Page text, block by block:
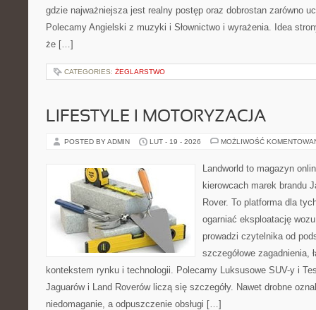
gdzie najważniejsza jest realny postęp oraz dobrostan zarówno
Polecamy Angielski z muzyki i Słownictwo i wyrażenia. Idea
że […]
CATEGORIES: ŻEGLARSTWO
LIFESTYLE I MOTORYZACJA
POSTED BY ADMIN LUT - 19 - 2026 MOŻLIWOŚĆ
Landworld to magazyn
kierowcach marek brandu
Rover. To platforma dla
ogarniać eksploatację
prowadzi czytelnika od
szczegółowe zagadnienia,
kontekstem rynku i technologii. Polecamy Luksusowe SUV-y i
Jaguarów i Land Roverów liczą się szczegóły. Nawet drobne
niedomaganie, a odpuszczenie obsługi […]